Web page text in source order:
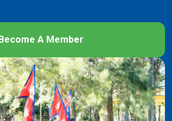
A Member